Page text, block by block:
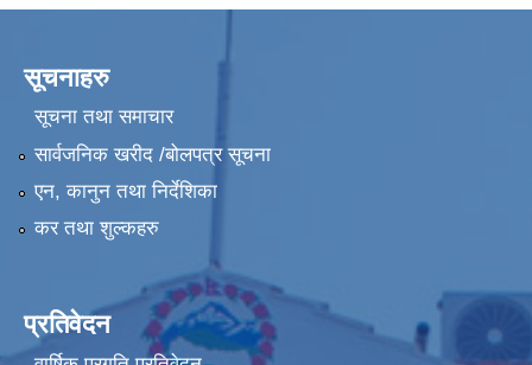
सूचनाहरु
सूचना तथा समाचार
सार्वजनिक खरीद /बोलपत्र सूचना
एन, कानुन तथा निर्देशिका
कर तथा शुल्कहरु
प्रतिवेदन